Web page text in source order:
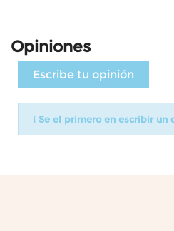
Opiniones
Escribe tu opinión
¡ Se el primero en escribir un